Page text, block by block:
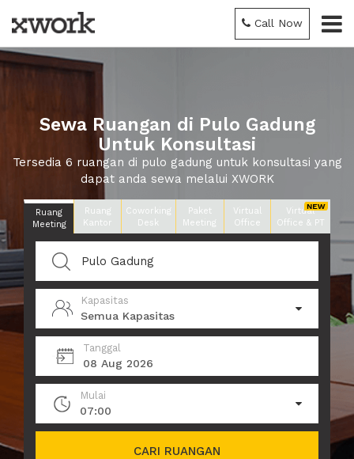
Call Now
Sewa Ruangan di Pulo Gadung
Untuk Konsultasi
Tersedia 6 ruangan di pulo gadung untuk konsultasi yang
dapat anda sewa melalui XWORK
Ruang
Meeting
Ruang
Kantor
Coworking
Desk
Paket
Meeting
Virtual
Office
Virtual
Office & PT
Kapasitas
Semua Kapasitas
Tanggal
08 Aug 2026
Mulai
07:00
CARI RUANGAN